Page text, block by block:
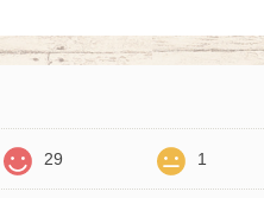
29 1